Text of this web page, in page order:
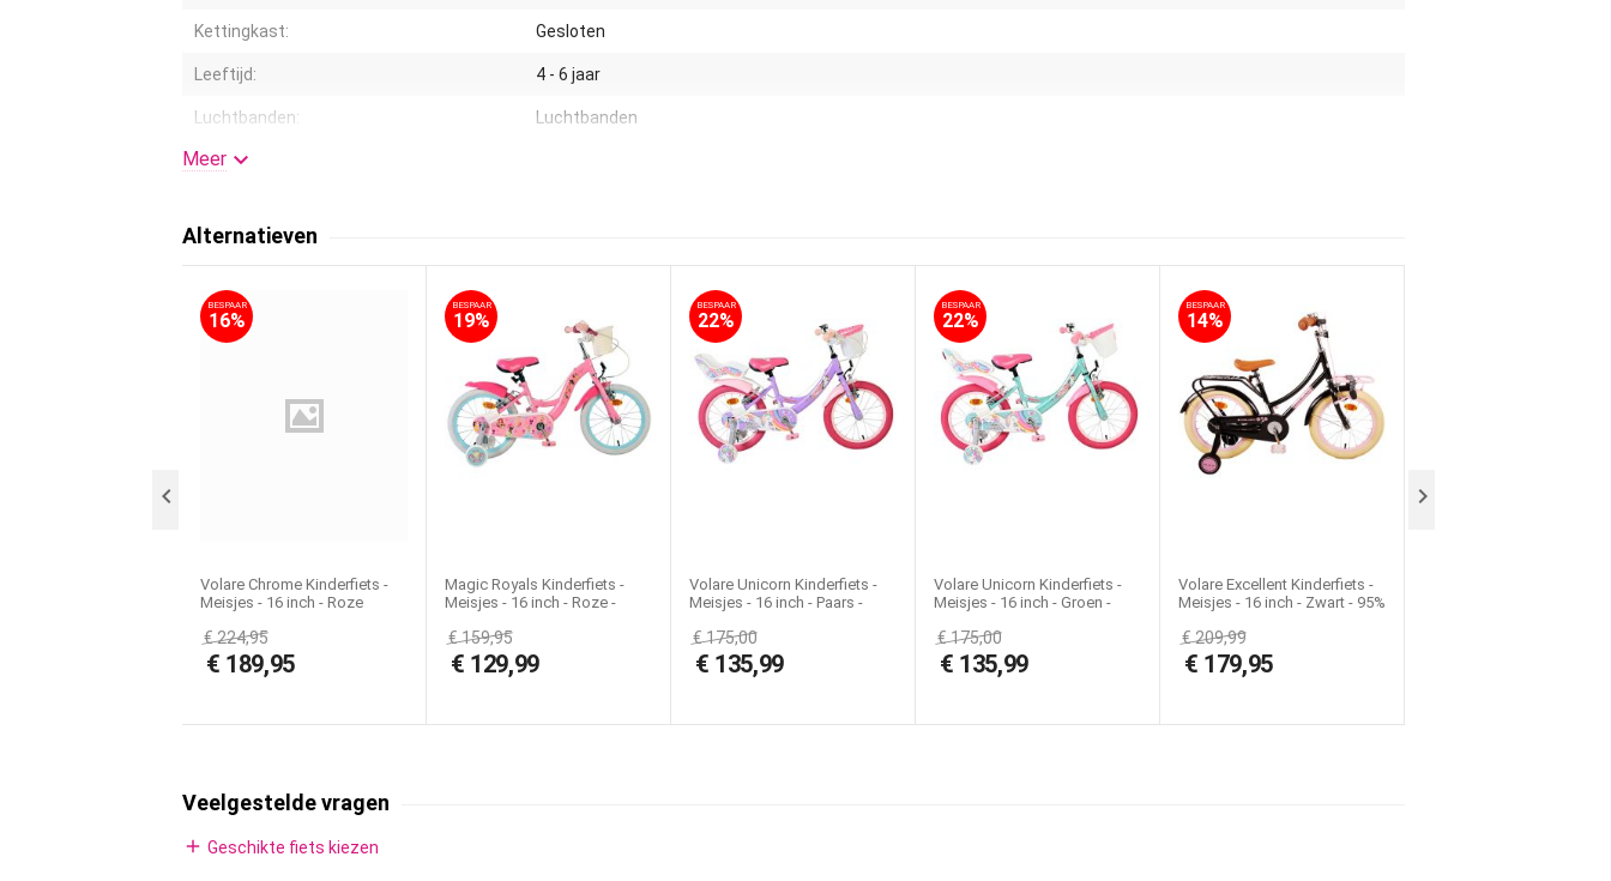
Kettingkast: Gesloten
Leeftijd: 4 - 6 jaar
Luchtbanden: Luchtbanden
Kleur:
Standaard:
Stuurhoogte verstelbaar:
Vering: Nee
Nee
Ja
Kinderfiets, Meisjesfiets, Schoolfiets, Stadsfiets
Meer 
Alternatieven
BESPAAR
16%
Volare Chrome Kinderfiets -
Meisjes - 16 inch - Roze
€224,95
€ 189,95
BESPAAR
19%
Magic Royals Kinderfiets -
Meisjes - 16 inch - Roze -
€159,95
€ 129,99
BESPAAR
22%
Volare Unicorn Kinderfiets -
Meisjes - 16 inch - Paars -
€175,00
€ 135,99
BESPAAR
22%
Volare Unicorn Kinderfiets -
Meisjes - 16 inch - Groen -
€175,00
€ 135,99
BESPAAR
14%
Volare Excellent Kinderfiets -
Meisjes - 16 inch - Zwart - 95%
€209,99
€ 179,95
 
Veelgestelde vragen
add Geschikte fiets kiezen